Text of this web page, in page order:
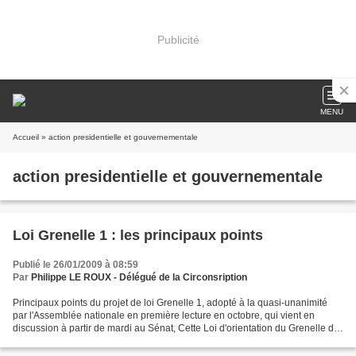
Publicité
MENU
Accueil » action presidentielle et gouvernementale
action presidentielle et gouvernementale
Loi Grenelle 1 : les principaux points
Publié le 26/01/2009 à 08:59
Par Philippe LE ROUX - Délégué de la Circonsription
Principaux points du projet de loi Grenelle 1, adopté à la quasi-unanimité
par l'Assemblée nationale en première lecture en octobre, qui vient en
discussion à partir de mardi au Sénat, Cette Loi d'orientation du Grenelle de